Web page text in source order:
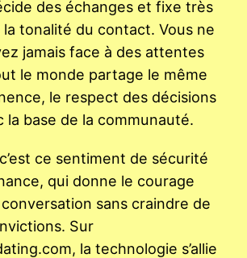
des échanges et fixe très
tonalité du contact. Vous ne
jamais face à des attentes
le monde partage le même
le respect des décisions
la base de la communauté.
ce sentiment de sécurité
qui donne le courage
conversation sans craindre de
Sur
la technologie s’allie